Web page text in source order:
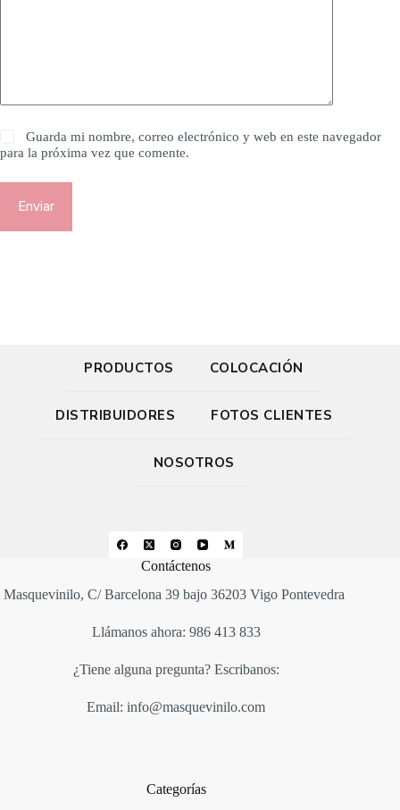
Guarda mi nombre, correo electrónico y web en este navegador
para la próxima vez que comente.
Enviar
PRODUCTOS COLOCACIÓN
DISTRIBUIDORES FOTOS CLIENTES
NOSOTROS
Contáctenos
Masquevinilo, C/ Barcelona 39 bajo 36203 Vigo Pontevedra
Llámanos ahora: 986 413 833
¿Tiene alguna pregunta? Escribanos:
Email: info@masquevinilo.com
Categorías